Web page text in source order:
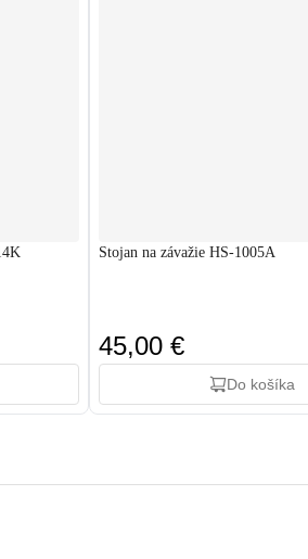
Stojan na závažie HS-1005A
45,00 €
Do košíka